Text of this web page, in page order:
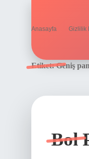
Anasayfa Gizlilik
Etiket:Geniş
Bol